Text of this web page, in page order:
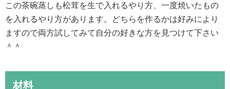
この茶碗蒸しも松茸を生で入れるやり方、一度焼いたもの
を入れるやり方があります。どちらを作るかは好みにより
ますので両方試してみて自分の好きな方を見つけて下さい
＾＾
材料